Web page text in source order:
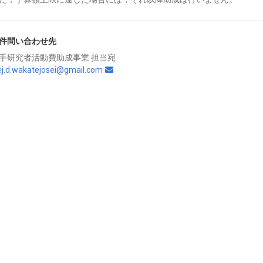
問い合わせ先
研究者活動費助成事業 担当宛